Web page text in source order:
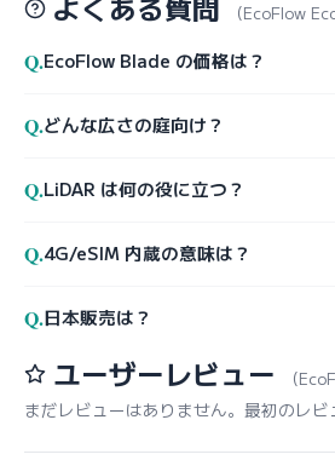
（EcoFlow
Q.EcoFlow Blade の価格は？
Q.どんな広さの庭向け？
Q.LiDAR は何の役に立つ？
Q.4G/eSIM 内蔵の意味は？
Q.日本販売は？
ユーザーレビュー （
まだレビューはありません。最初のレビ